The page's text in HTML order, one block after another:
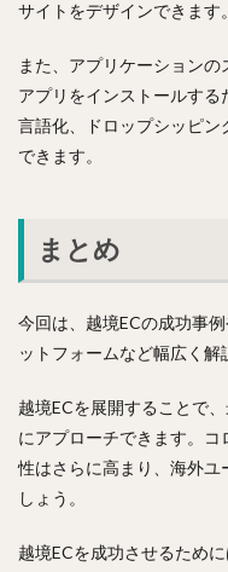
サイトをデザインできます。
また、アプリケーションの
アプリをインストールす
言語化、ドロップシッピン
できます。
まとめ
今回は、越境ECの成功事
ットフォームなど幅広く解
越境ECを展開することで
にアプローチできます。
性はさらに高まり、海外
しょう。
越境ECを成功させるため